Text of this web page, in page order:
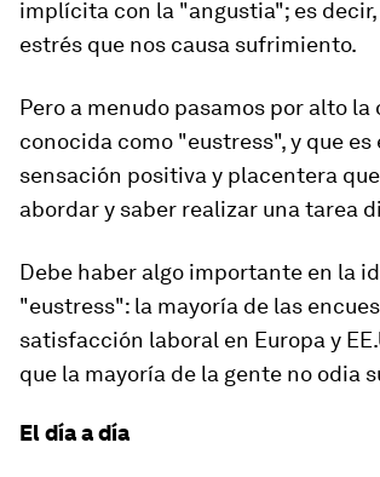
implícita con la "angustia"; es
estrés que nos causa sufrimiento.
Pero a menudo pasamos por alto la
conocida como "eustress", y que es
sensación positiva y placentera
abordar y saber realizar una tarea
Debe haber algo importante en la
"eustress": la mayoría de las
satisfacción laboral en Europa y
que la mayoría de la gente no odia
El día a día